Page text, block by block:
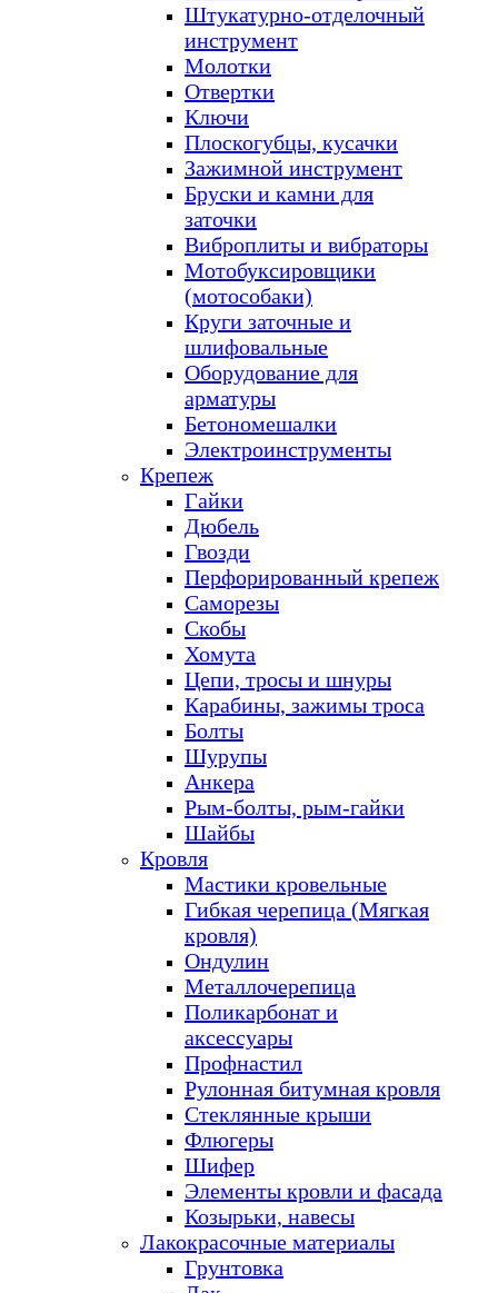
Штукатурно-отделочный
инструмент
Молотки
Отвертки
Ключи
Плоскогубцы, кусачки
Зажимной инструмент
Бруски и камни для
заточки
Виброплиты и вибраторы
Мотобуксировщики
(мотособаки)
Круги заточные и
шлифовальные
Оборудование для
арматуры
Бетономешалки
Электроинструменты
Крепеж
Гайки
Дюбель
Гвозди
Перфорированный крепеж
Саморезы
Скобы
Хомута
Цепи, тросы и шнуры
Карабины, зажимы троса
Болты
Шурупы
Анкера
Рым-болты, рым-гайки
Шайбы
Кровля
Мастики кровельные
Гибкая черепица (Мягкая
кровля)
Ондулин
Металлочерепица
Поликарбонат и
аксессуары
Профнастил
Рулонная битумная кровля
Стеклянные крыши
Флюгеры
Шифер
Элементы кровли и фасада
Козырьки, навесы
Лакокрасочные материалы
Грунтовка